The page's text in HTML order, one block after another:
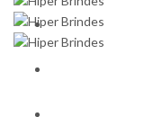
ESCRITA